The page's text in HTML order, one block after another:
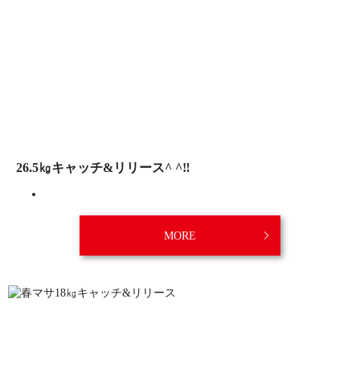
26.5㎏キャッチ&リリース^ ^‼︎
MORE